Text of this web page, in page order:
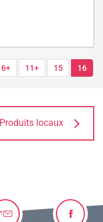
6+ 11+ 15 16
Produits locaux